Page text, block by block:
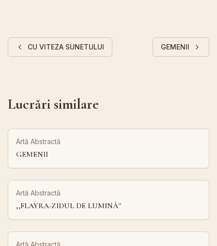
CU VITEZA SUNETULUI GEMENII
Lucrări similare
Artă Abstractă
GEMENII
Artă Abstractă
,,FLAYRA-ZIDUL DE LUMINĂ''
Artă Abstractă